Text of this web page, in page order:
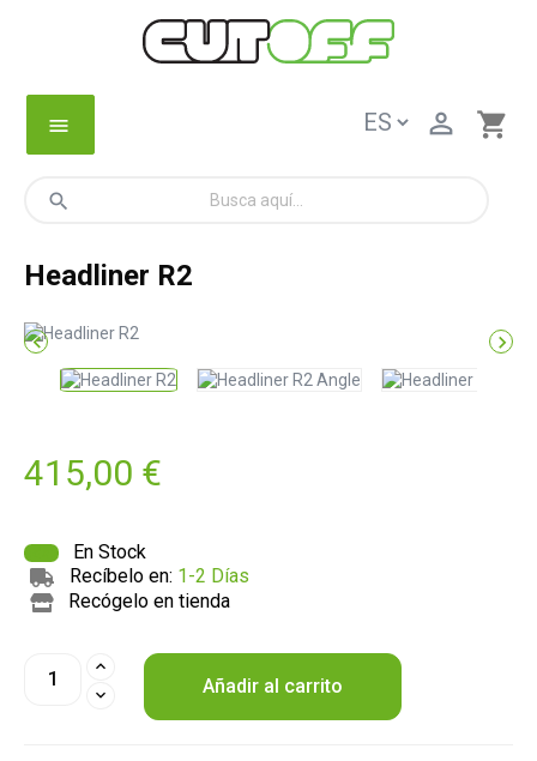
menu shopping_cart

search
Headliner R2
 
415,00 €
En Stock
Recíbelo en: 1-2 Días
Recógelo en tienda
Añadir al carrito